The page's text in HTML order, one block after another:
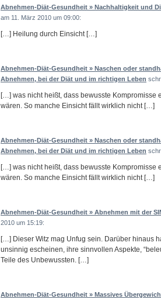
Abnehmen-Diät-Gesundheit » Nachhaltigkeit und
am 11. März 2010 um 09:00:
[…] Heilung durch Einsicht […]
Abnehmen-Diät-Gesundheit » Naschen oder
Abnehmen, bei der Diät und im richtigen Leben
[…] was nicht heißt, dass bewusste Kompromisse
wären. So manche Einsicht fällt wirklich nicht […]
Abnehmen-Diät-Gesundheit » Naschen oder
Abnehmen, bei der Diät und im richtigen Leben
[…] was nicht heißt, dass bewusste Kompromisse
wären. So manche Einsicht fällt wirklich nicht […]
Abnehmen-Diät-Gesundheit » Abnehmen mit der
2010 um 15:19:
[…] Dieser Witz mag Unfug sein. Darüber hinaus
unsinnig escheinen, ihre sinnvollen Aspekte,
Teile des Unbewussten. […]
Abnehmen-Diät-Gesundheit » Massives